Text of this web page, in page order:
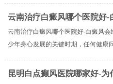
云南治疗白癜风哪个医院好-
云南治疗白癜风哪个医院好-白癜风
少年身心发展的关键时期，任何健康
昆明白点癫风医院哪家好-为